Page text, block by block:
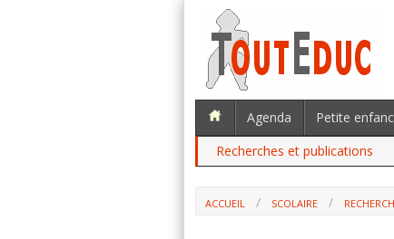
Agenda Petite
Recherches et publications
ACCUEIL SCOLAIRE